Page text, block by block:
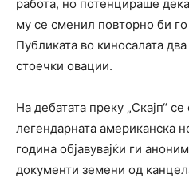
работа, но потенцираше
му се сменил повторно би
Публиката во киносалата
стоечки овации.
На дебатата преку „Скајп“
легендарната американска
година објавувајќи ги
документи земени од